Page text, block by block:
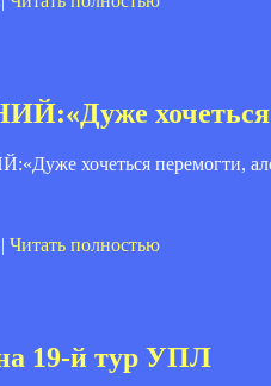
хочеться
| Читать полностью
19-й тур УПЛ